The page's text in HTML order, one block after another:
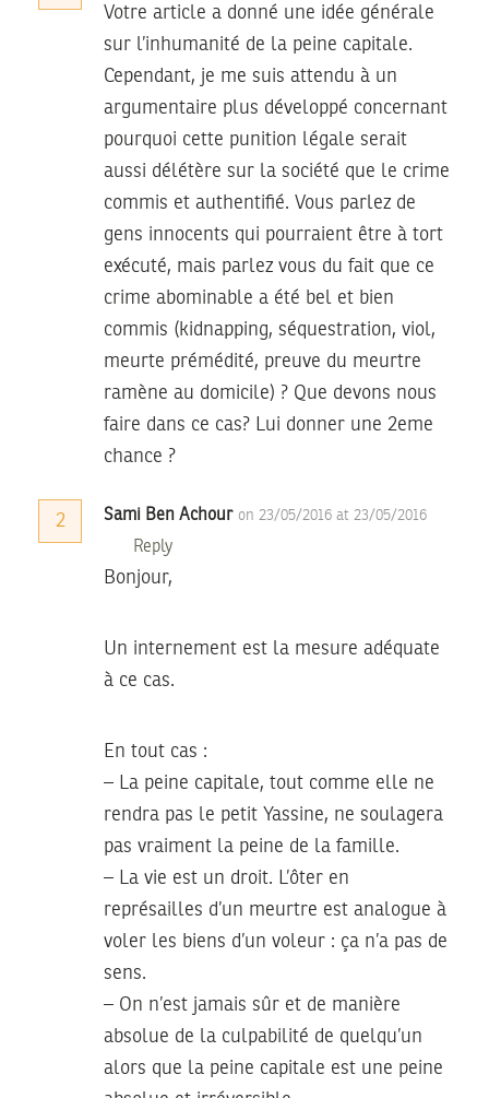
Votre article a donné une idée générale
sur l’inhumanité de la peine capitale.
Cependant, je me suis attendu à un
argumentaire plus développé concernant
pourquoi cette punition légale serait
aussi délétère sur la société que le crime
commis et authentifié. Vous parlez de
gens innocents qui pourraient être à tort
exécuté, mais parlez vous du fait que ce
crime abominable a été bel et bien
commis (kidnapping, séquestration, viol,
meurte prémédité, preuve du meurtre
ramène au domicile) ? Que devons nous
faire dans ce cas? Lui donner une 2eme
chance ?
2 Sami Ben Achour on 23/05/2016 at 23/05/2016
Reply
Bonjour,
Un internement est la mesure adéquate
à ce cas.
En tout cas :
– La peine capitale, tout comme elle ne
rendra pas le petit Yassine, ne soulagera
pas vraiment la peine de la famille.
– La vie est un droit. L’ôter en
représailles d’un meurtre est analogue à
voler les biens d’un voleur : ça n’a pas de
sens.
– On n’est jamais sûr et de manière
absolue de la culpabilité de quelqu’un
alors que la peine capitale est une peine